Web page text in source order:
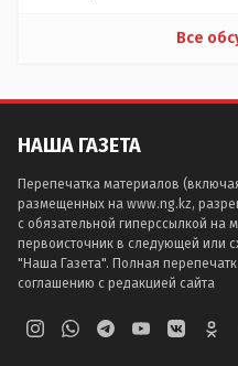
Все
НАША ГАЗЕТА
Перепечатка материалов
размещенных на www.ng.kz,
с обязательной гиперссылкой на
первоисточник в следующей или
"Наша Газета". Полная
соглашению с редакцией сайта